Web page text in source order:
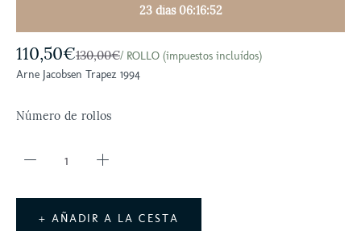
23 días 06:16:51
110,50€130,00€/ ROLLO (impuestos incluídos)
Arne Jacobsen Trapez 1994
Número de rollos
+ AÑADIR A LA CESTA